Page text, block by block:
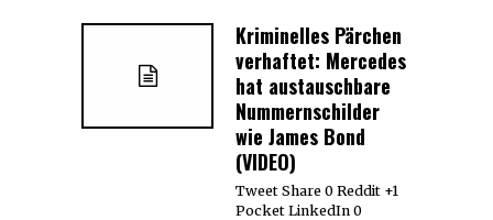
Kriminelles Pärchen
verhaftet: Mercedes
hat austauschbare
Nummernschilder
wie James Bond
(VIDEO)
Tweet Share 0 Reddit +1
Pocket LinkedIn 0